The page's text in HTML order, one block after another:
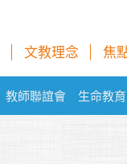
文教理念 焦
教師聯誼會 生命教